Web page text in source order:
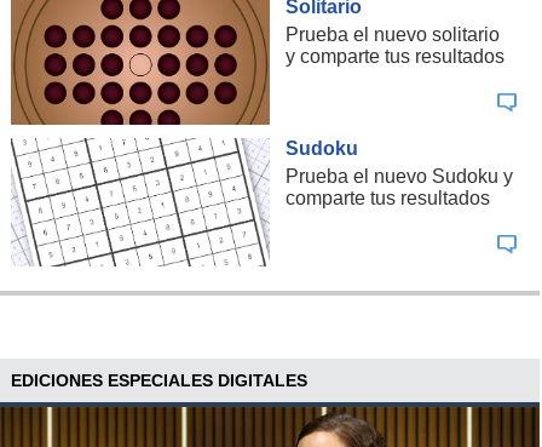
Solitario
Prueba el nuevo solitario
y comparte tus resultados
Sudoku
Prueba el nuevo Sudoku y
comparte tus resultados
EDICIONES ESPECIALES DIGITALES